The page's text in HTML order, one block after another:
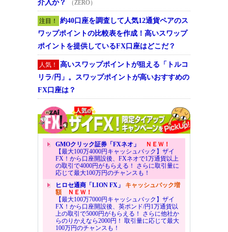
介入か？ （ZERO）
注目！
約40口座を調査して人気12通貨ペアのス
ワップポイントの比較表を作成！高いスワップ
ポイントを提供しているFX口座はどこだ？
人気！
高いスワップポイントが狙える「トルコ
リラ/円」。スワップポイントが高いおすすめの
FX口座は？
GMOクリック証券「FXネオ」
ＮＥＷ！
【最大100万4000円キャッシュバック】ザイ
FX！から口座開設後、FXネオで1万通貨以上
の取引で4000円がもらえる！ さらに取引量に
応じて最大100万円のチャンスも！
ヒロセ通商「LION FX」 キャッシュバック増
額ＮＥＷ！
【最大100万7000円キャッシュバック】ザイ
FX！から口座開設後、英ポンド/円1万通貨以
上の取引で5000円がもらえる！ さらに他社か
らのりかえなら2000円！ 取引量に応じて最大
100万円のチャンスも！